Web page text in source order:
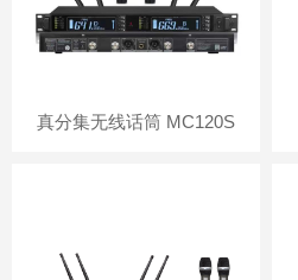
真分集无线话筒 MC120S